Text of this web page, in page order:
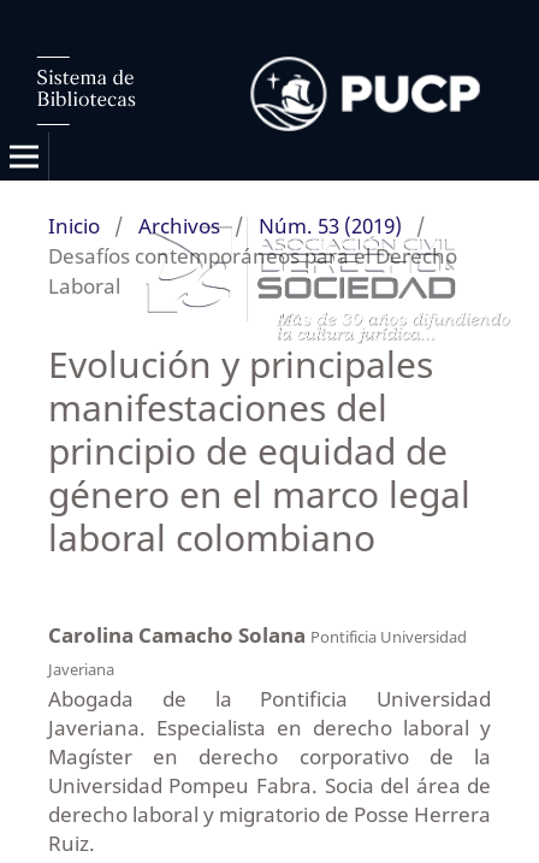
Inicio / Archivos / Núm. 53 (2019)
/
Desafíos contemporáneos para el Derecho
Laboral
Evolución y principales
manifestaciones del
principio de equidad de
género en el marco legal
laboral colombiano
Carolina Camacho Solana Pontificia Universidad
Javeriana
Abogada de la Pontificia Universidad
Javeriana. Especialista en derecho laboral y
Magíster en derecho corporativo de la
Universidad Pompeu Fabra. Socia del área de
derecho laboral y migratorio de Posse Herrera
Ruiz.